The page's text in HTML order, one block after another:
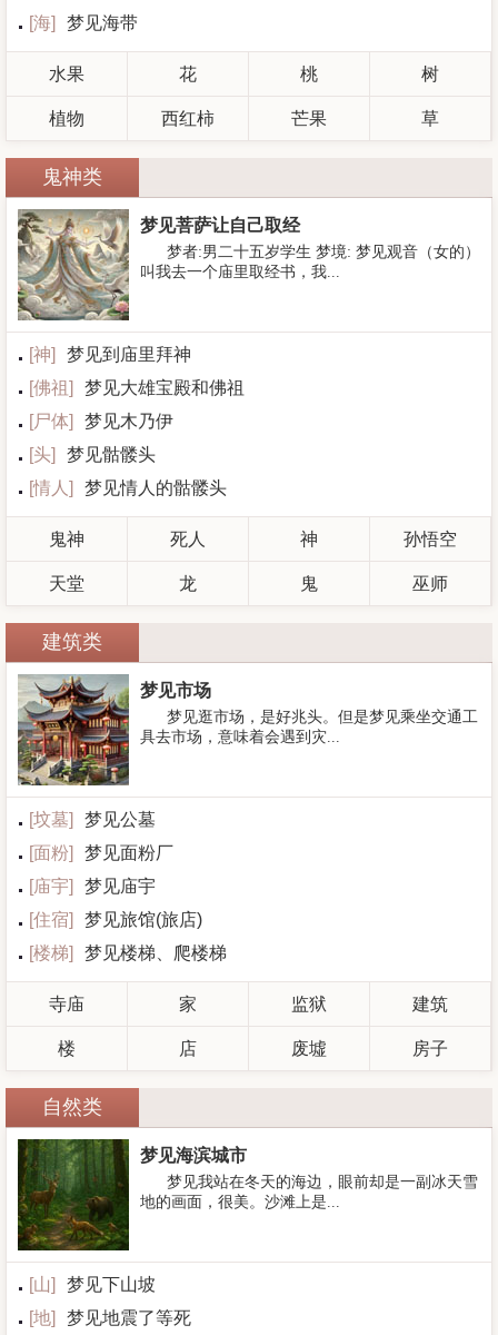
[海] 梦见海带
水果 花 桃 树
植物 西红柿 芒果 草
鬼神类
梦见菩萨让自己取经
梦者:男二十五岁学生 梦境: 梦见观音（女的）
叫我去一个庙里取经书，我...
[神]
梦见到庙里拜神
[佛祖]
梦见大雄宝殿和佛祖
[尸体]
梦见木乃伊
[头]
梦见骷髅头
[情人 ] 梦见情人的骷髅头
鬼神 死人 神 孙悟空
天堂 龙 鬼 巫师
建筑类
梦见市场
梦见逛市场，是好兆头。但是梦见乘坐交通工
具去市场，意味着会遇到灾...
[坟墓]
梦见公墓
[面粉]
梦见面粉厂
[庙宇]
梦见庙宇
[住宿]
梦见旅馆(旅店)
[楼梯] 梦见楼梯、爬楼梯
寺庙 家 监狱 建筑
楼 店 废墟 房子
自然类
梦见海滨城市
梦见我站在冬天的海边，眼前却是一副冰天雪
地的画面，很美。沙滩上是...
[山]
梦见下山坡
[地]
梦见地震了等死